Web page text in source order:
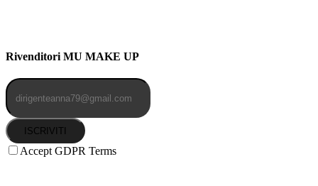
Rivenditori MU MAKE UP
ISCRIVITI
Accept GDPR Terms